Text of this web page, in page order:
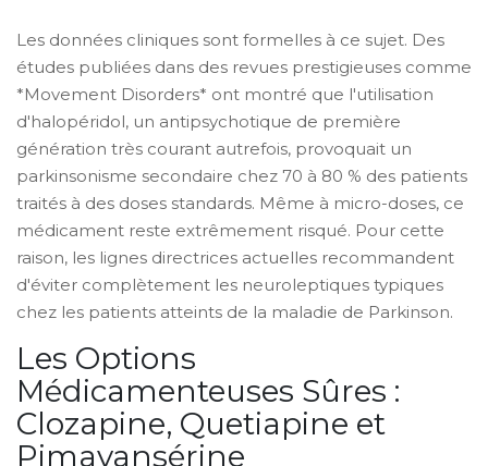
Les données cliniques sont formelles à ce sujet. Des
études publiées dans des revues prestigieuses comme
*Movement Disorders* ont montré que l'utilisation
d'halopéridol, un antipsychotique de première
génération très courant autrefois, provoquait un
parkinsonisme secondaire chez 70 à 80 % des patients
traités à des doses standards. Même à micro-doses, ce
médicament reste extrêmement risqué. Pour cette
raison, les lignes directrices actuelles recommandent
d'éviter complètement les neuroleptiques typiques
chez les patients atteints de la maladie de Parkinson.
Les Options
Médicamenteuses Sûres :
Clozapine, Quetiapine et
Pimavansérine